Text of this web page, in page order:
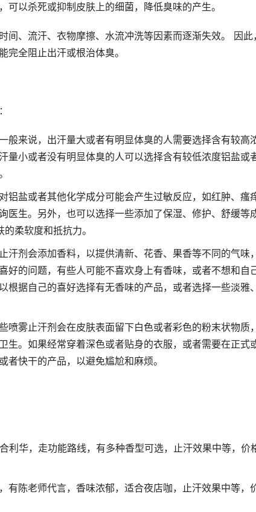
以杀死或抑制皮肤上的细菌，降低臭味的产生。
间、流汗、衣物摩擦、水流冲洗等因素而逐渐失效。 因此
全阻止出汗或根治体臭。
般来说，出汗量大或者有明显体臭的人需要选择含有较高
量小或者没有明显体臭的人可以选择含有较低浓度铝盐或
铝盐或者其他化学成分可能会产生过敏反应，如红肿、瘙
医生。另外，也可以选择一些添加了保湿、修护、舒缓等
柔软度和抵抗力。
汗剂会添加香料，以提供清新、花香、果香等不同的气味
好的问题，有些人可能不喜欢身上有香味，或者不想和自
根据自己的喜好选择有无香味的产品，或者选择一些淡雅
喷雾止汗剂会在皮肤表面留下白色或者彩色的粉末状物质
生。如果经常穿着深色或者贴身的衣服，或者需要在正式
快干的产品，以避免尴尬和麻烦。
利华，走功能路线，有多种香型可选，止汗效果中等，价
有陈老师代言，香味浓郁，适合夜店咖，止汗效果中等，